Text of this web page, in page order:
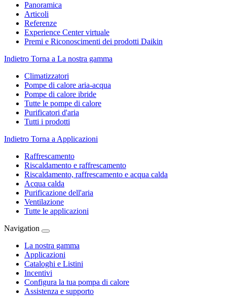
Panoramica
Articoli
Referenze
Experience Center virtuale
Premi e Riconoscimenti dei prodotti Daikin
Indietro Torna a La nostra gamma
Climatizzatori
Pompe di calore aria-acqua
Pompe di calore ibride
Tutte le pompe di calore
Purificatori d'aria
Tutti i prodotti
Indietro Torna a Applicazioni
Raffrescamento
Riscaldamento e raffrescamento
Riscaldamento, raffrescamento e acqua calda
Acqua calda
Purificazione dell'aria
Ventilazione
Tutte le applicazioni
Navigation
La nostra gamma
Applicazioni
Cataloghi e Listini
Incentivi
Configura la tua pompa di calore
Assistenza e supporto